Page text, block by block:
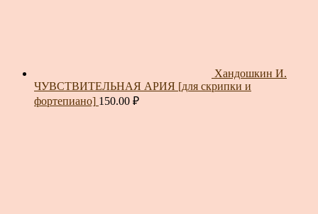
Хандошкин И.
ЧУВСТВИТЕЛЬНАЯ АРИЯ [для скрипки и
фортепиано] 150.00 ₽